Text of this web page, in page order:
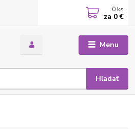
Menu
Hľadať
0 ks
za 0 €